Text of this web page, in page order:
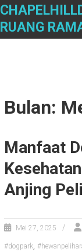
Skip
content
RUANG
Bulan:
Manfaat
Anjing
Mei 27, 2025
#dogpark,